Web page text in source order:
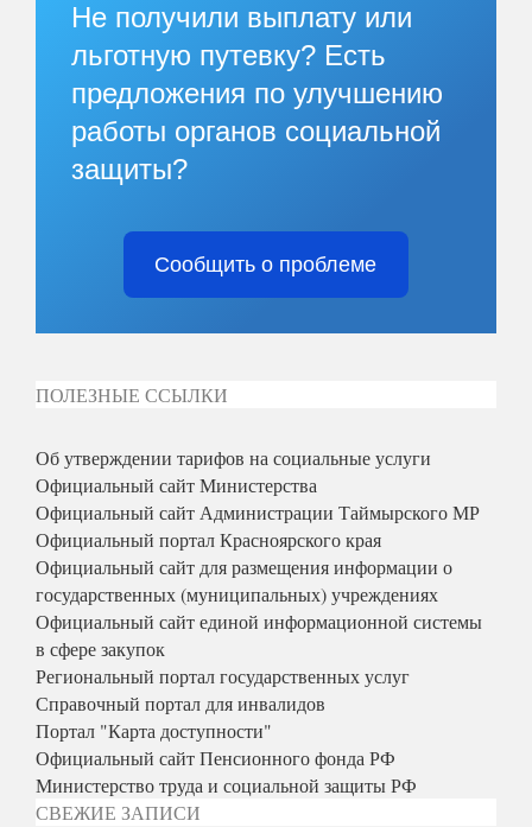
Не получили выплату или
льготную путевку? Есть
предложения по улучшению
работы органов социальной
защиты?
Сообщить о проблеме
ПОЛЕЗНЫЕ ССЫЛКИ
Об утверждении тарифов на социальные услуги
Официальный сайт Министерства
Официальный сайт Администрации Таймырского МР
Официальный портал Красноярского края
Официальный сайт для размещения информации о
государственных (муниципальных) учреждениях
Официальный сайт единой информационной системы
в сфере закупок
Региональный портал государственных услуг
Справочный портал для инвалидов
Портал "Карта доступности"
Официальный сайт Пенсионного фонда РФ
Министерство труда и социальной защиты РФ
СВЕЖИЕ ЗАПИСИ